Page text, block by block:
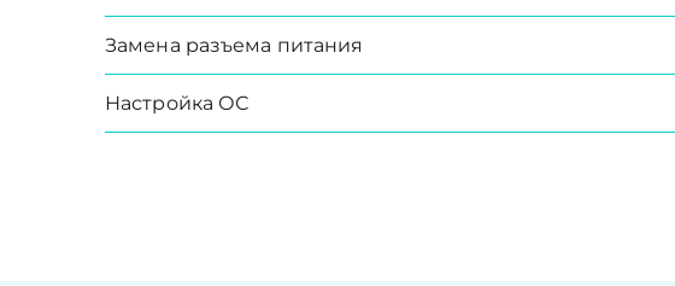
Замена разъема питания
Настройка ОС